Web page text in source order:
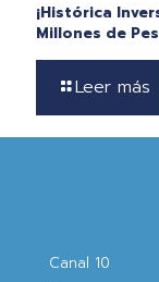
¡Histórica
Millones de
Leer más
Canal 10